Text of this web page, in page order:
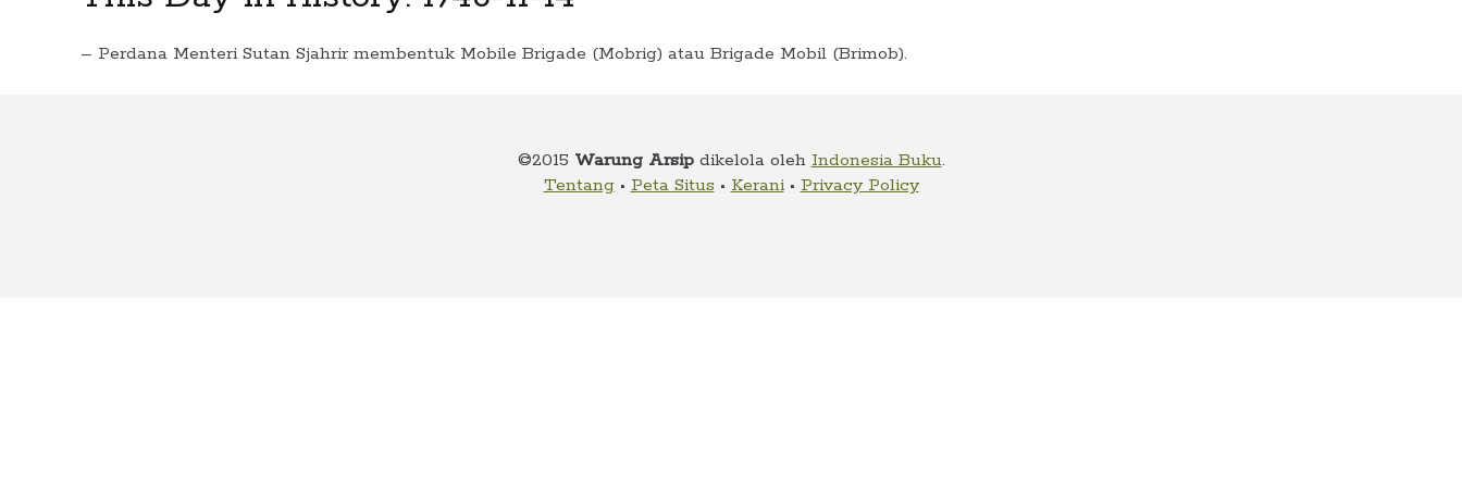
– Perdana Menteri Sutan Sjahrir membentuk Mobile Brigade (Mobrig) atau Brigade Mobil (Brimob).
©2015 Warung Arsipdikelola oleh Indonesia Buku.
Tentang• Peta Situs • Kerani• Privacy Policy